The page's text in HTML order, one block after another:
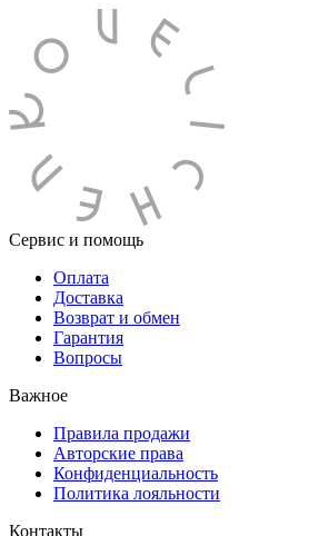
Сервис и помощь
Оплата
Доставка
Возврат и обмен
Гарантия
Вопросы
Важное
Правила продажи
Авторские права
Конфиденциальность
Политика лояльности
Контакты